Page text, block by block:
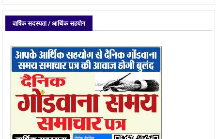
वार्षिक सदस्यता / आर्थिक सहयोग